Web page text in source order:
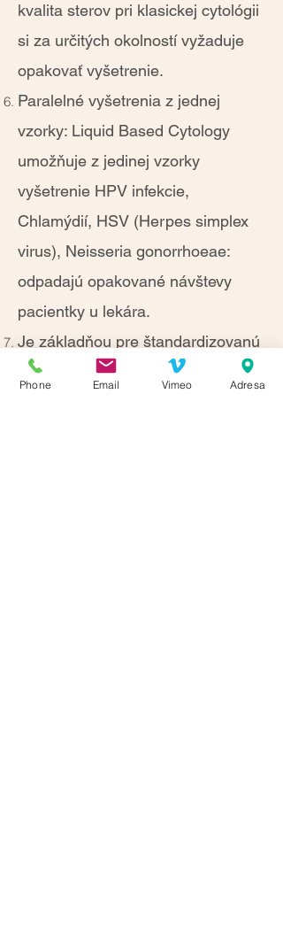
kvalita sterov pri klasickej cytológii
si za určitých okolností vyžaduje
opakovať vyšetrenie.
Paralelné vyšetrenia z jednej
vzorky: Liquid Based Cytology
umožňuje z jedinej vzorky
vyšetrenie HPV infekcie,
Chlamýdií, HSV (Herpes simplex
virus), Neisseria gonorrhoeae:
odpadajú opakované návštevy
pacientky u lekára.
Je základňou pre štandardizovanú
počítačom asistovanú cytológiu.
Phone Email Vimeo Adresa